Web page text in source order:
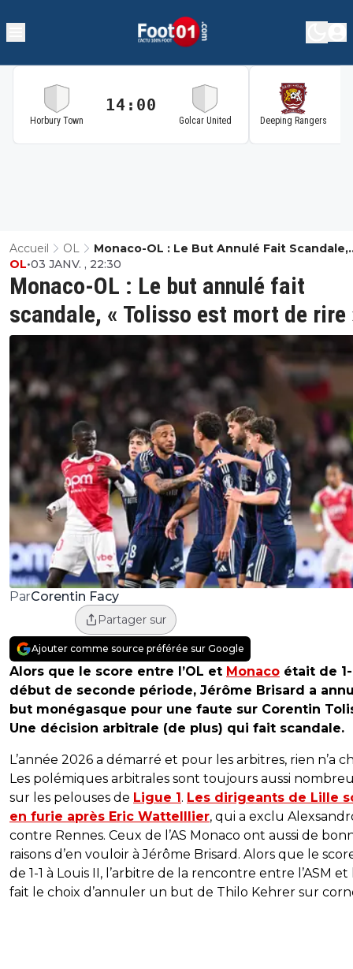
Horbury Town
14:00
Golcar United Deeping Rangers
Accueil OL
Monaco-OL : Le But Annulé Fait Scandale,
« Tolisso Est Mort De Rire »
Monaco-OL : Le but annulé fait
scandale, « Tolisso est mort de rire
OL•03 JANV. , 22:30
ParCorentin Facy
Partager sur
Ajouter comme source préférée sur Google
Alors que le score entre l’OL et Monaco était de
début de seconde période, Jérôme Brisard a
but monégasque pour une faute sur Corentin
Une décision arbitrale (de plus) qui fait scandale.
L’année 2026 a démarré et pour les arbitres, rien n’a
Les polémiques arbitrales sont toujours aussi
sur les pelouses de Ligue 1 . Les dirigeants de Lille
en furie après Eric Wattelllier, qui a exclu
contre Rennes. Ceux de l’AS Monaco ont aussi de
raisons d’en vouloir à Jérôme Brisard. Alors que le
de 1-1 à Louis II, l’arbitre de la rencontre entre l’ASM et
fait le choix d’annuler un but de Thilo Kehrer sur